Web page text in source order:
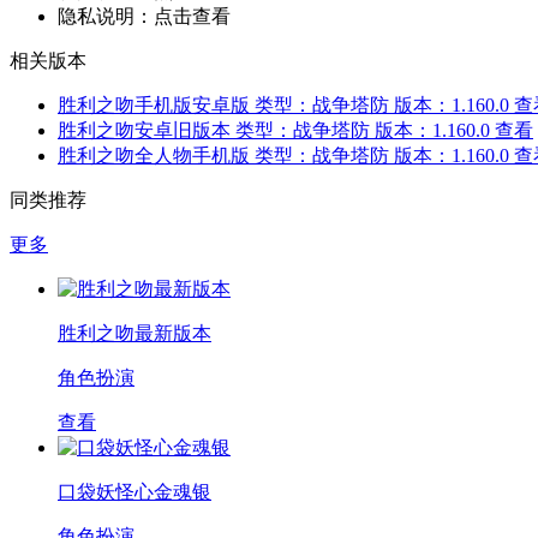
隐私说明： 点击查看
相关版本
胜利之吻手机版安卓版 类型：战争塔防 版本：1.160.0 查
胜利之吻安卓旧版本 类型：战争塔防 版本：1.160.0 查看
胜利之吻全人物手机版 类型：战争塔防 版本：1.160.0 查
同类推荐
更多
胜利之吻最新版本
角色扮演
查看
口袋妖怪心金魂银